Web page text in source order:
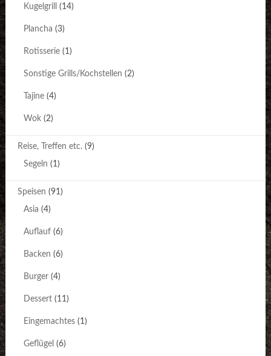
Kugelgrill (14)
Plancha (3)
Rotisserie(1)
Sonstige Grills/Kochstellen (2)
Tajine(4)
Wok(2)
Reise, Treffen etc.(9)
Segeln (1)
Speisen (91)
Asia (4)
Auflauf(6)
Backen (6)
Burger(4)
Dessert(11)
Eingemachtes(1)
Geflügel (6)